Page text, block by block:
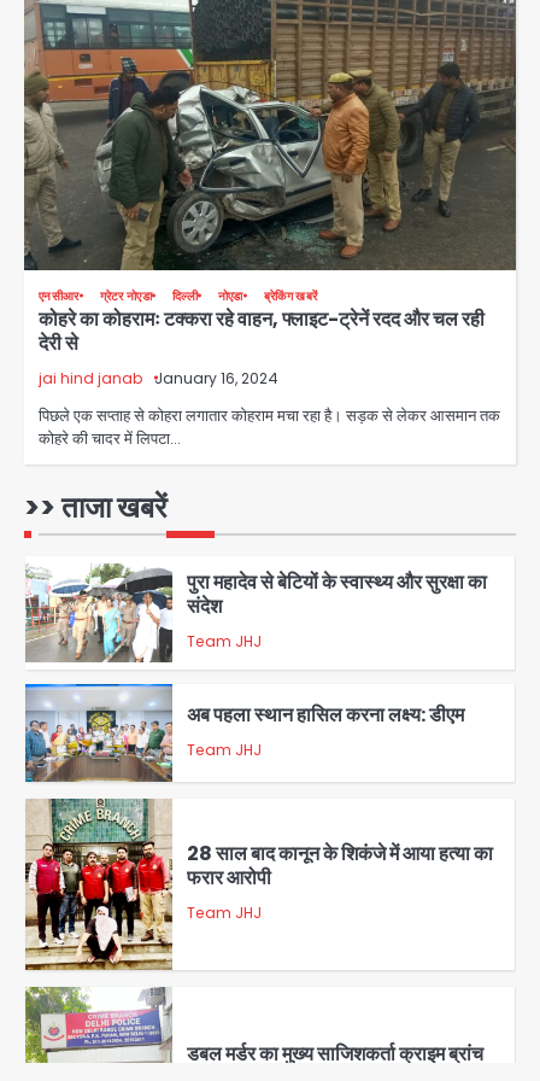
एनसीआर ग्रेटर नोएडा दिल्ली नोएडा ब्रेकिंग खबरें
कोहरे का कोहरामः टक्करा रहे वाहन, फ्लाइट-ट्रेनें रदद और चल रही
देरी से
jai hind janab January 16, 2024
पिछले एक सप्ताह से कोहरा लगातार कोहराम मचा रहा है। सड़क से लेकर आसमान तक
कोहरे की चादर में लिपटा…
>> ताजा खबरें
3
4
28 साल बाद कानून के शिकंजे में आया हत्या का
फरार आरोपी
Team JHJ
डबल मर्डर का मुख्य साजिशकर्ता क्राइम ब्रांच
के हत्थे
1
2
पुरा महादेव से बेटियों के स्वास्थ्य और सुरक्षा का
संदेश
Team JHJ
3
अब पहला स्थान हासिल करना लक्ष्य: डीएम
Team JHJ
4
28 साल बाद कानून के शिकंजे में आया हत्या का
फरार आरोपी
Team JHJ
डबल मर्डर का मुख्य साजिशकर्ता क्राइम ब्रांच